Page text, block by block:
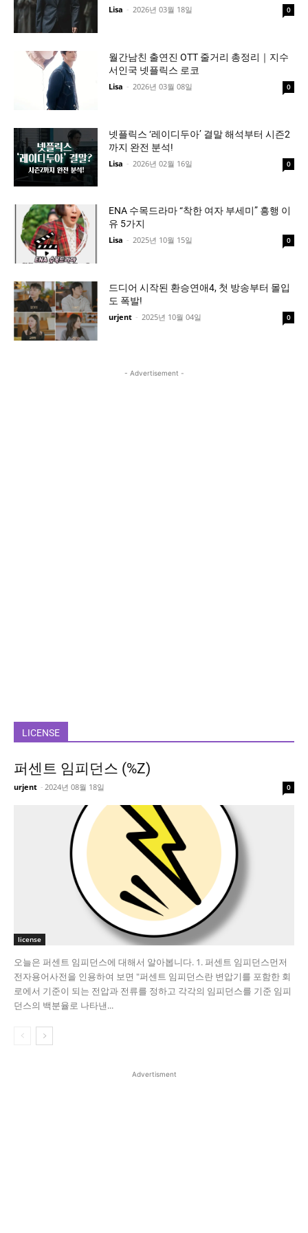
Lisa - 2026년 03월 18일 0
월간남친 출연진 OTT 줄거리 총정리｜지수
서인국 넷플릭스 로코
Lisa - 2026년 03월 08일 0
넷플릭스 ‘레이디두아’ 결말 해석부터 시즌2
까지 완전 분석!
Lisa - 2026년 02월 16일 0
ENA 수목드라마 “착한 여자 부세미” 흥행 이
유 5가지
Lisa - 2025년 10월 15일 0
드디어 시작된 환승연애4, 첫 방송부터 몰입
도 폭발!
urjent - 2025년 10월 04일 0
- Advertisement -
LICENSE
퍼센트 임피던스 (%Z)
urjent - 2024년 08월 18일 0
license
오늘은 퍼센트 임피던스에 대해서 알아봅니다. 1. 퍼센트 임피던스​ 먼저
전자용어사전을 인용하여 보면 "퍼센트 임피던스란 변압기를 포함한 회
로에서 기준이 되는 전압과 전류를 정하고 각각의 임피던스를 기준 임피
던스의 백분율로 나타낸...
Advertisment